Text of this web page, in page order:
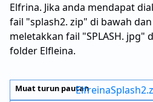
Elfrina. Jika anda mendapat
fail "splash2. zip" di bawah
meletakkan fail "SPLASH. jpg"
folder Elfleina.